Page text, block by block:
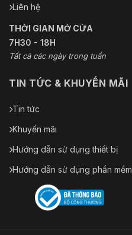
Liên hệ
THỜI GIAN MỞ CỬA
7H30 - 18H
Tất cả các ngày trong tuần
TIN TỨC & KHUYẾN MÃI
Tin tức
Khuyến mãi
Hướng dẫn sử dụng thiết bị
Hướng dẫn sử dụng phần mềm